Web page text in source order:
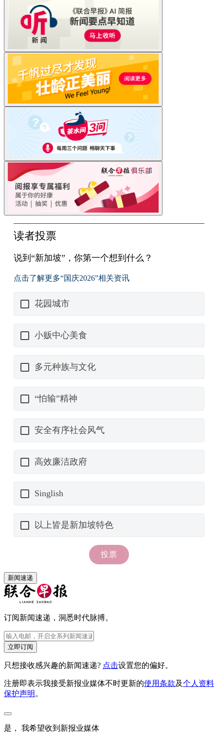
新闻速递
订阅新闻速递，洞悉时代脉搏。
立即订阅
只想接收感兴趣的新闻速递? 点击设置您的偏好。
注册即表示我接受新报业媒体不时更新的使用条款及个人资料
保护声明 。
是， 我希望收到新报业媒体